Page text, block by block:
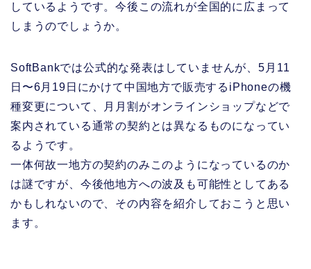
しているようです。今後この流れが全国的に広まって
しまうのでしょうか。
SoftBankでは公式的な発表はしていませんが、5月11
日〜6月19日にかけて中国地方で販売するiPhoneの機
種変更について、月月割がオンラインショップなどで
案内されている通常の契約とは異なるものになってい
るようです。
一体何故一地方の契約のみこのようになっているのか
は謎ですが、今後他地方への波及も可能性としてある
かもしれないので、その内容を紹介しておこうと思い
ます。